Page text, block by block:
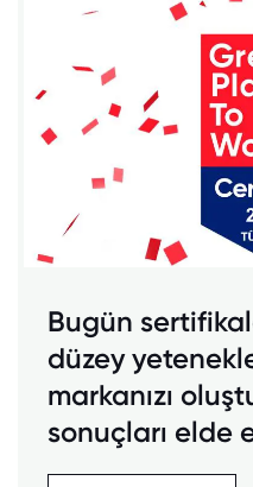
Bugün
düzey
markanızı
sonuçları elde